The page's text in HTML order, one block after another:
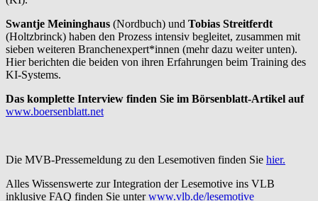
Swantje Meininghaus (Nordbuch) und Tobias Streitferdt
(Holtzbrinck) haben den Prozess intensiv begleitet, zusammen mit
sieben weiteren Branchenexpert*innen (mehr dazu weiter unten).
Hier berichten die beiden von ihren Erfahrungen beim Training des
KI-Systems.
Das komplette Interview finden Sie im Börsenblatt-Artikel auf
www.boersenblatt.net
Die MVB-Pressemeldung zu den Lesemotiven finden Sie hier.
Alles Wissenswerte zur Integration der Lesemotive ins VLB
inklusive FAQ finden Sie unterwww.vlb.de/lesemotive